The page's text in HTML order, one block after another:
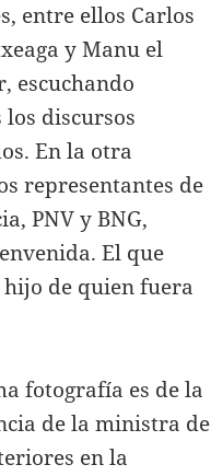
entre ellos Carlos
y Manu el
escuchando
discursos
En la otra
representantes de
PNV y BNG,
El que
hijo de quien fuera
fotografía es de la
de la ministra de
en la